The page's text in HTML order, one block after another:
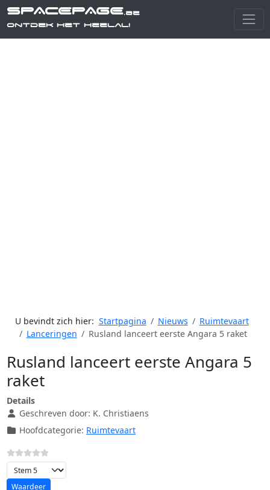
SPACEPAGE.be
Ontdek het heelal!
U bevindt zich hier: Startpagina Nieuws
Ruimtevaart
Lanceringen
Rusland lanceert eerste Angara 5 raket
Rusland lanceert eerste Angara 5
raket
Details
Geschreven door: K. Christiaens
Hoofdcategorie: Ruimtevaart
Voeg waardering toe